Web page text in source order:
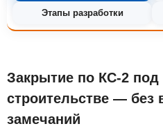
Этапы разработки
Закрытие по КС-2
строительстве — без
замечаний